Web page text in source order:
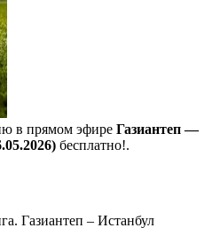
в прямом эфире Газиантеп —
бесплатно!.
Газиантеп – Истанбул